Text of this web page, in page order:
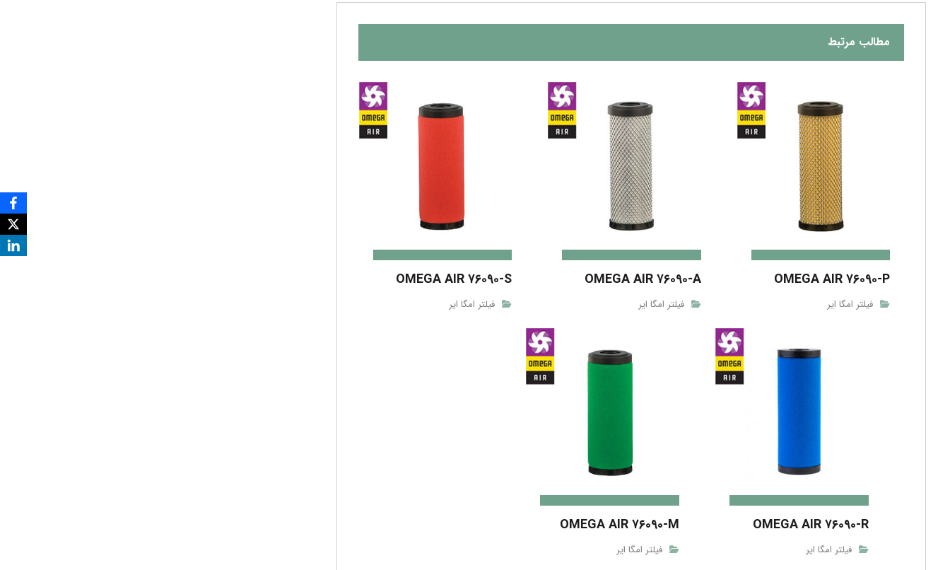
مطالب مرتبط
OMEGA AIR ۷۶۰۹۰-P
فیلتر امگا ایر
OMEGA AIR ۷۶۰۹۰-A
فیلتر امگا ایر
OMEGA AIR ۷۶۰۹۰-S
فیلتر امگا ایر
OMEGA AIR ۷۶۰۹۰-R
فیلتر امگا ایر
OMEGA AIR ۷۶۰۹۰-M
فیلتر امگا ایر